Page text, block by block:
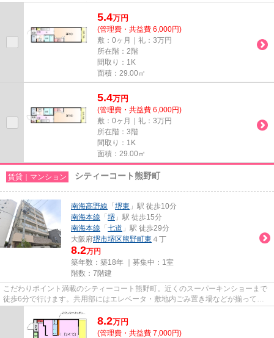
5.4万円
(管理費・共益費 6,000円)
敷：0ヶ月｜礼：3万円
所在階：2階
間取り：1K
面積：29.00㎡
5.4万円
(管理費・共益費 6,000円)
敷：0ヶ月｜礼：3万円
所在階：3階
間取り：1K
面積：29.00㎡
賃貸｜マンション シティーコート熊野町
南海高野線 「 堺東 」駅 徒歩10分
南海本線 「 堺 」駅 徒歩15分
南海本線 「 七道 」駅 徒歩29分
大阪府堺市堺区熊野町東 ４丁
8.2万円
築年数：築18年 ｜募集中： 1室
階数：7階建
こだわりポイント満載のシティーコート熊野町。近くのスーパーキンショーまで
徒歩6分で行けます。共用部にはエレベータ・敷地内ごみ置き場などが揃ってお
8.2万円
(管理費・共益費 7,000円)